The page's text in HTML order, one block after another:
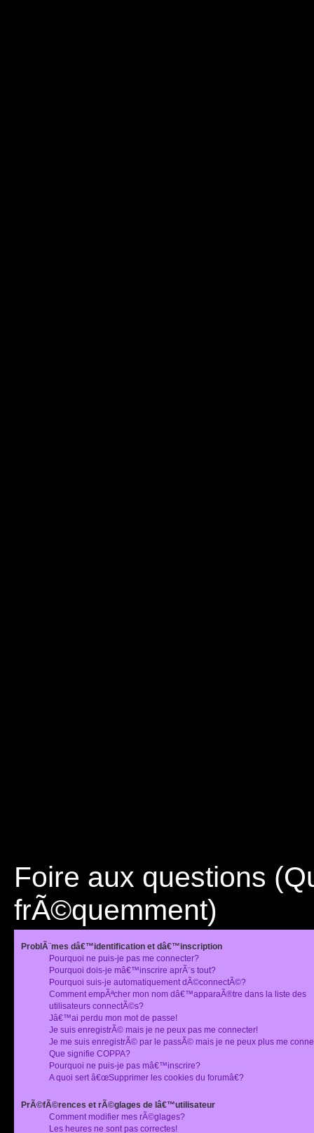
Foire aux questions
frÃ©quemment)
ProblÃ¨mes dâ€™identification et dâ€™inscription
Pourquoi ne puis-je pas me connecter?
Pourquoi dois-je mâ€™inscrire aprÃ¨s tout?
Pourquoi suis-je automatiquement dÃ©connectÃ©?
Comment empÃªcher mon nom dâ€™apparaÃ®tre dans la liste des
utilisateurs connectÃ©s?
Jâ€™ai perdu mon mot de passe!
Je suis enregistrÃ© mais je ne peux pas me connecter!
Je me suis enregistrÃ© par le passÃ© mais je ne peux plus me
Que signifie COPPA?
Pourquoi ne puis-je pas mâ€™inscrire?
A quoi sert â€œSupprimer les cookies du forumâ€?
PrÃ©fÃ©rences et rÃ©glages de lâ€™utilisateur
Comment modifier mes rÃ©glages?
Les heures ne sont pas correctes!